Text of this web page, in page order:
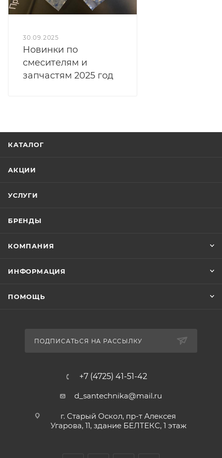
30.09.2025
Новинки по
смесителям и
запчастям 2025 год
КАТАЛОГ
АКЦИИ
УСЛУГИ
БРЕНДЫ
КОМПАНИЯ
ИНФОРМАЦИЯ
ПОМОЩЬ
ПОДПИСАТЬСЯ НА РАССЫЛКУ
+7 (4725) 41-51-42
d_santechnika@mail.ru
г. Старый Оскол, пр-т Алексея
Угарова, 11, здание БЕЛТЕКС, 1 этаж